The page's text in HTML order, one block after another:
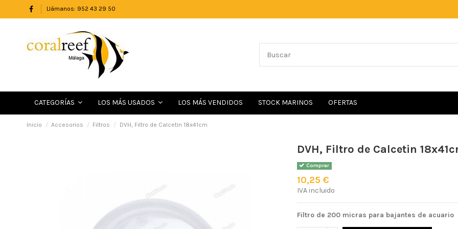
Llámanos: 952 43 29 50
CATEGORÍAS LOS MÁS USADOS LOS MÁS VENDIDOS STOCK MARINOS OFERTAS
Inicio Accesorios Filtros DVH, Filtro de Calcetin 18x41cm
DVH, Filtro de Calcetin
Comprar
10,25 €
IVA incluido
Filtro de 200 micras para bajantes de acuario